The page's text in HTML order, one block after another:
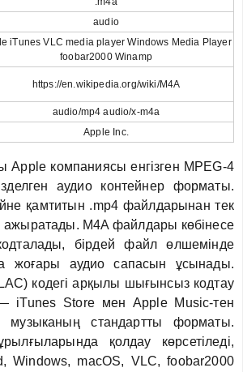
audio
iTunes VLC media player Windows Media Player
foobar2000 Winamp
https://en.wikipedia.org/wiki/M4A
audio/mp4 audio/x-m4a
Apple Inc.
компаниясы енгізген MPEG-4
аудио контейнер форматы.
қамтитын .mp4 файлдарынан тек
M4A файлдары көбінесе
бірдей файл өлшемінде
жоғары аудио сапасын ұсынады.
кодегі арқылы шығынсыз кодтау
iTunes Store мен Apple Music-тен
музыканың стандартты форматы.
қолдау көрсетіледі,
Windows, macOS, VLC, foobar2000